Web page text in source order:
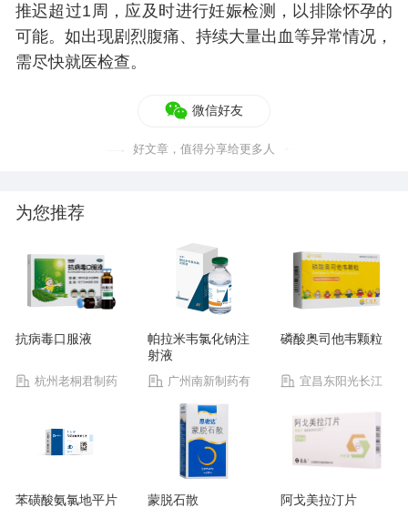
推迟超过1周，应及时进行妊娠检测，以排除怀孕的
可能。如出现剧烈腹痛、持续大量出血等异常情况，
需尽快就医检查。
微信好友
好文章，值得分享给更多人
为您推荐
抗病毒口服液
杭州老桐君制药
帕拉米韦氯化钠注
射液
广州南新制药有
限公司
磷酸奥司他韦颗粒
宜昌东阳光长江
苯磺酸氨氯地平片 蒙脱石散 阿戈美拉汀片